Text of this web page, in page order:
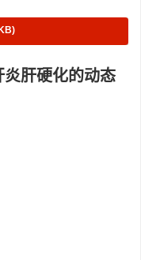
肝硬化的动态